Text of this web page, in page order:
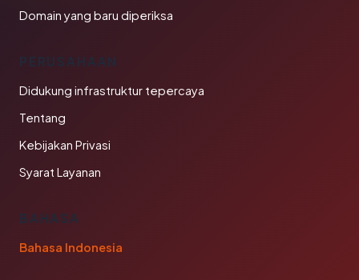
Domain yang baru diperiksa
PERUSAHAAN
Didukung infrastruktur tepercaya
Tentang
Kebijakan Privasi
Syarat Layanan
BAHASA
Bahasa Indonesia